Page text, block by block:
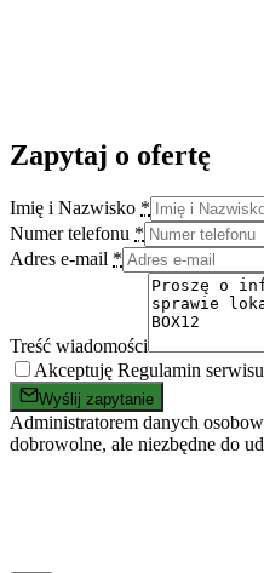
Zapytaj o ofertę
Imię i Nazwisko *
Numer telefonu *
Adres e-mail *
Treść wiadomości
Akceptuję Regulamin
Wyślij zapytanie
Administratorem danych
dobrowolne, ale niezbędne do